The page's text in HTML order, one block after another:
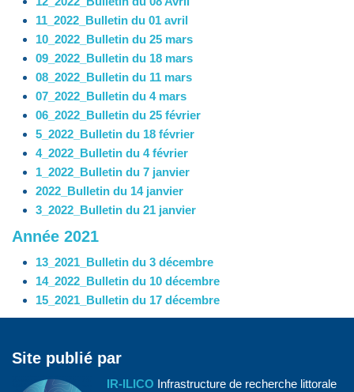
11_2022_Bulletin du 01 avril
10_2022_Bulletin du 25 mars
09_2022_Bulletin du 18 mars
08_2022_Bulletin du 11 mars
07_2022_Bulletin du 4 mars
06_2022_Bulletin du 25 février
5_2022_Bulletin du 18 février
4_2022_Bulletin du 4 février
1_2022_Bulletin du 7 janvier
2022_Bulletin du 14 janvier
3_2022_Bulletin du 21 janvier
Année 2021
13_2021_Bulletin du 3 décembre
14_2022_Bulletin du 10 décembre
15_2021_Bulletin du 17 décembre
Site publié par
IR-ILICO Infrastructure de recherche littorale